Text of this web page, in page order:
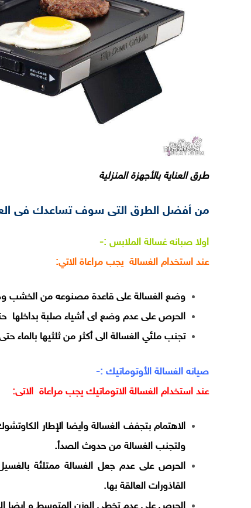
طرق العناية بالأجهزة المنزلية
من أفضل الطرق التى سوف تساعدك فى
اولا صبانه غسالة الملابس :-
عند استخدام الغسالة يجب مراعاة الاتي:
وضع الغسالة على قاعدة مصنوعه من الخشب
الحرص على عدم وضع اى أشياء صلبة بداخلها
تجنب ملئي الغسالة الى أكثر من ثلثيها بالماء
صيانه الغسالة الأوتوماتيك :-
عند استخدام الغسالة الاتوماتيك يجب مراعاة الاتى:
الاهتمام بتجفف الغسالة وايضا الإطار
ولتجنب الغسالة من حدوث الصدأ.
الحرص على عدم جعل الغسالة ممتلئة
القاذورات العالقة بها.